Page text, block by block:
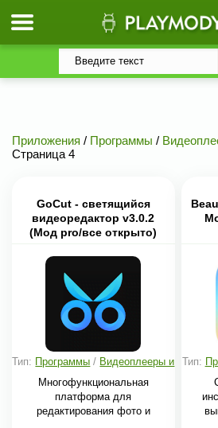
Приложения / Программы /
Страница 4
GoCut - светящийся
видеоредактор v3.0.2
(Мод pro/все открыто)
Тип: Программы / Видеоплееры и
Многофункциональная
платформа для
редактирования фото и
Тип: